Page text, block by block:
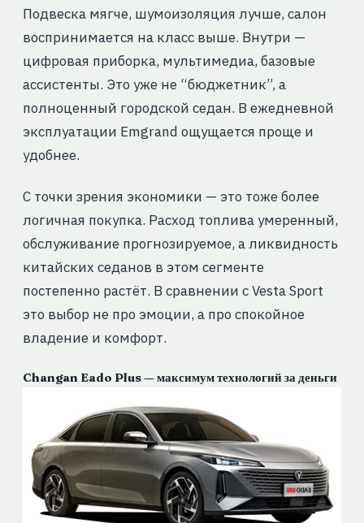
Подвеска мягче, шумоизоляция лучше, салон
воспринимается на класс выше. Внутри —
цифровая приборка, мультимедиа, базовые
ассистенты. Это уже не “бюджетник”, а
полноценный городской седан. В ежедневной
эксплуатации Emgrand ощущается проще и
удобнее.
С точки зрения экономики — это тоже более
логичная покупка. Расход топлива умеренный,
обслуживание прогнозируемое, а ликвидность
китайских седанов в этом сегменте
постепенно растёт. В сравнении с Vesta Sport
это выбор не про эмоции, а про спокойное
владение и комфорт.
Changan Eado Plus — максимум технологий за деньги